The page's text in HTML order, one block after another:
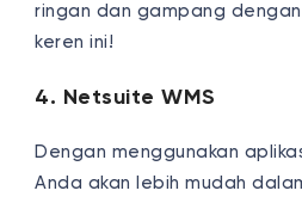
ringan dan gampang
keren ini!
4. Netsuite WMS
Dengan menggunakan
Anda akan lebih mudah